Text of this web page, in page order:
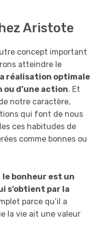
Aristote
concept important
atteindre le
réalisation optimale
d’une action. Et
notre caractère,
qui font de nous
ces habitudes de
comme bonnes ou
le bonheur est un
s’obtient par la
parce qu’il a
la vie ait une valeur